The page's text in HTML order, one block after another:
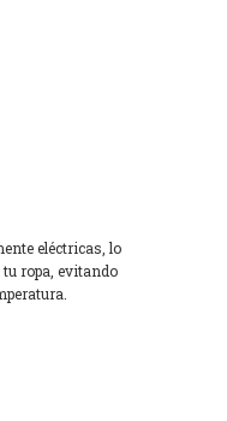
eléctricas, lo
ropa, evitando